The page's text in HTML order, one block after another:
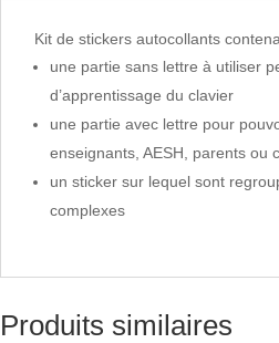
Kit de stickers autocollants
une partie sans lettre à utiliser
d’apprentissage du clavier
une partie avec lettre pour
enseignants, AESH, parents ou
un sticker sur lequel sont
complexes
Produits similaires